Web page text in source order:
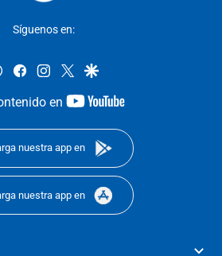
Síguenos en:
whatsappfacebookinstagram
twittergoogle
en
youtube-
nuestra app en
nuestra app en